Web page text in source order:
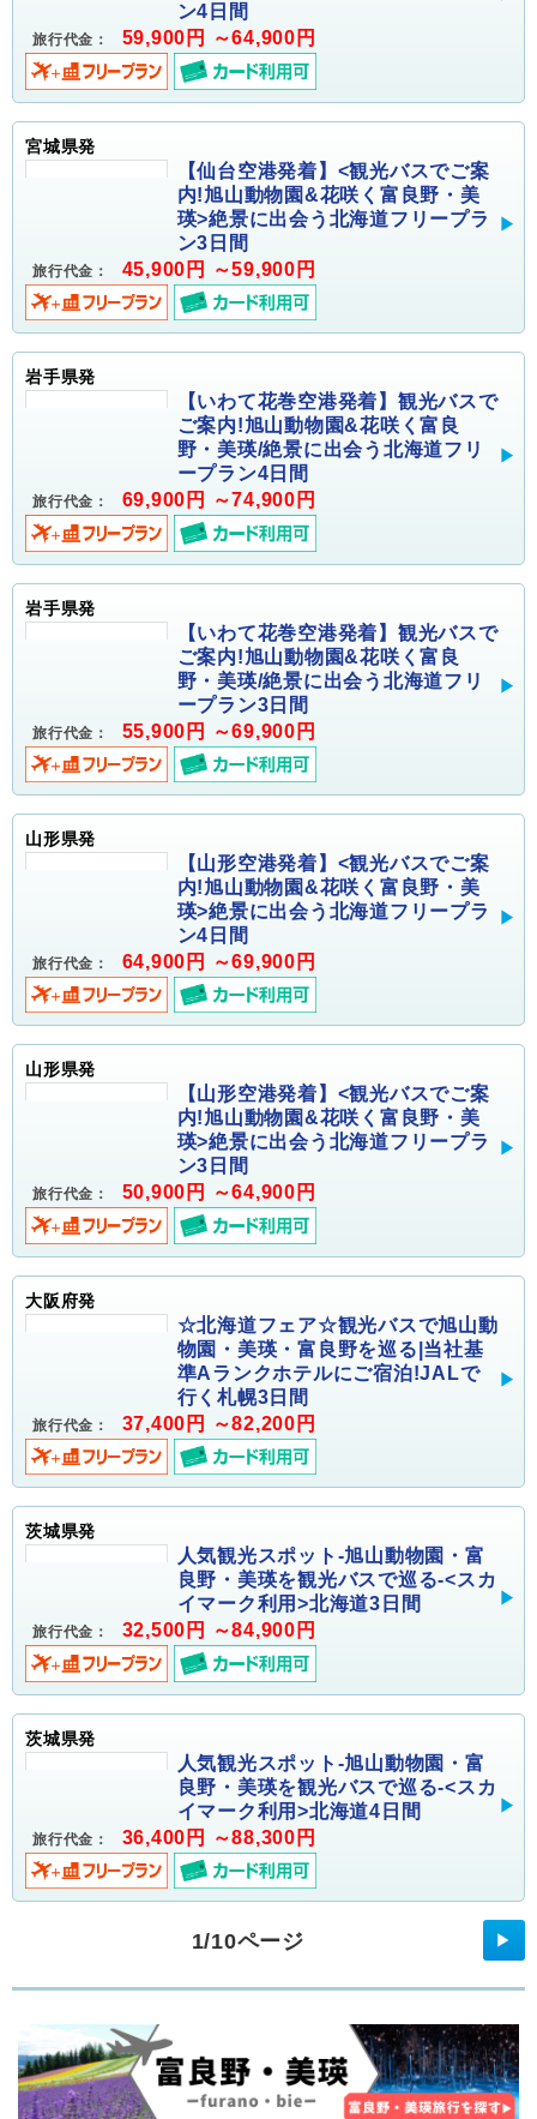
ン4日間
旅行代金： 59,900円 ～64,900円
宮城県発
【仙台空港発着】<観光バスでご案
内!旭山動物園&花咲く富良野・美
瑛>絶景に出会う北海道フリープラ
ン3日間
旅行代金： 45,900円 ～59,900円
岩手県発
【いわて花巻空港発着】観光バスで
ご案内!旭山動物園&花咲く富良
野・美瑛/絶景に出会う北海道フリ
ープラン4日間
旅行代金： 69,900円 ～74,900円
岩手県発
【いわて花巻空港発着】観光バスで
ご案内!旭山動物園&花咲く富良
野・美瑛/絶景に出会う北海道フリ
ープラン3日間
旅行代金： 55,900円 ～69,900円
山形県発
【山形空港発着】<観光バスでご案
内!旭山動物園&花咲く富良野・美
瑛>絶景に出会う北海道フリープラ
ン4日間
旅行代金： 64,900円 ～69,900円
山形県発
【山形空港発着】<観光バスでご案
内!旭山動物園&花咲く富良野・美
瑛>絶景に出会う北海道フリープラ
ン3日間
旅行代金： 50,900円 ～64,900円
大阪府発
☆北海道フェア☆観光バスで旭山動
物園・美瑛・富良野を巡る|当社基
準Aランクホテルにご宿泊!JALで
行く札幌3日間
旅行代金： 37,400円 ～82,200円
茨城県発
人気観光スポット-旭山動物園・富
良野・美瑛を観光バスで巡る-<スカ
イマーク利用>北海道3日間
旅行代金： 32,500円 ～84,900円
茨城県発
人気観光スポット-旭山動物園・富
良野・美瑛を観光バスで巡る-<スカ
イマーク利用>北海道4日間
旅行代金： 36,400円 ～88,300円
1/10ページ ▶